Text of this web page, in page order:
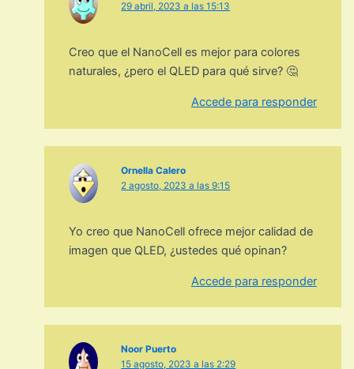
29 abril, 2023 a las 15:13
Creo que el NanoCell es mejor para colores
naturales, ¿pero el QLED para qué sirve? 🤔
Accede para responder
Ornella Calero
2 agosto, 2023 a las 9:15
Yo creo que NanoCell ofrece mejor calidad de
imagen que QLED, ¿ustedes qué opinan?
Accede para responder
Noor Puerto
15 agosto, 2023 a las 2:29